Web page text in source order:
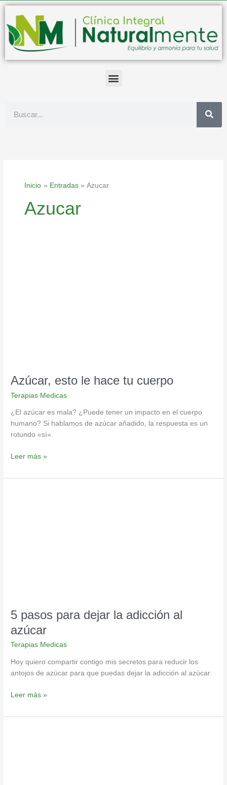
contenido
Inicio Entradas Azucar
Azucar
Azúcar, esto le hace tu cuerpo
Terapias Medicas
¿El azúcar es mala? ¿Puede tener un impacto en el cuerpo
humano? Si hablamos de azúcar añadido, la respuesta es un
rotundo «sí».
Leer más »
5 pasos para dejar la adicción al
azúcar
Terapias Medicas
Hoy quiero compartir contigo mis secretos para reducir los
antojos de azúcar para que puedas dejar la adicción al azúcar.
Leer más »